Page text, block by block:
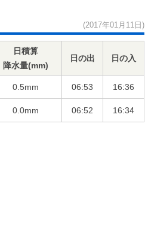
(2017年01月11日)
日積算
降水量(mm)
日の出 日の入
0.5mm 06:53 16:36
0.0mm 06:52 16:34